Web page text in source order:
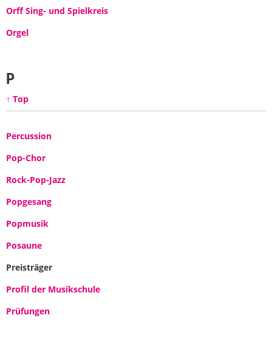
Orff Sing- und Spielkreis
Orgel
P
↑ Top
Percussion
Pop-Chor
Rock-Pop-Jazz
Popgesang
Popmusik
Posaune
Preisträger
Profil der Musikschule
Prüfungen